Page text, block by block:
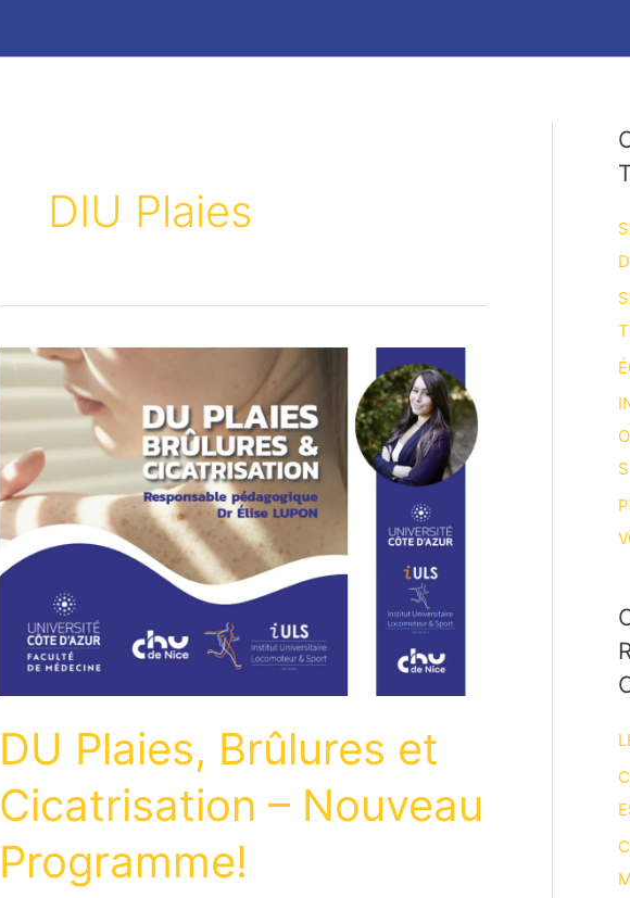
DIU Plaies
DU Plaies, Brûlures et
Cicatrisation – Nouveau
Programme!